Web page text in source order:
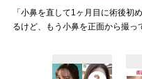
「小鼻を直して1ヶ月目に術後初
るけど、もう小鼻を正面から撮っ